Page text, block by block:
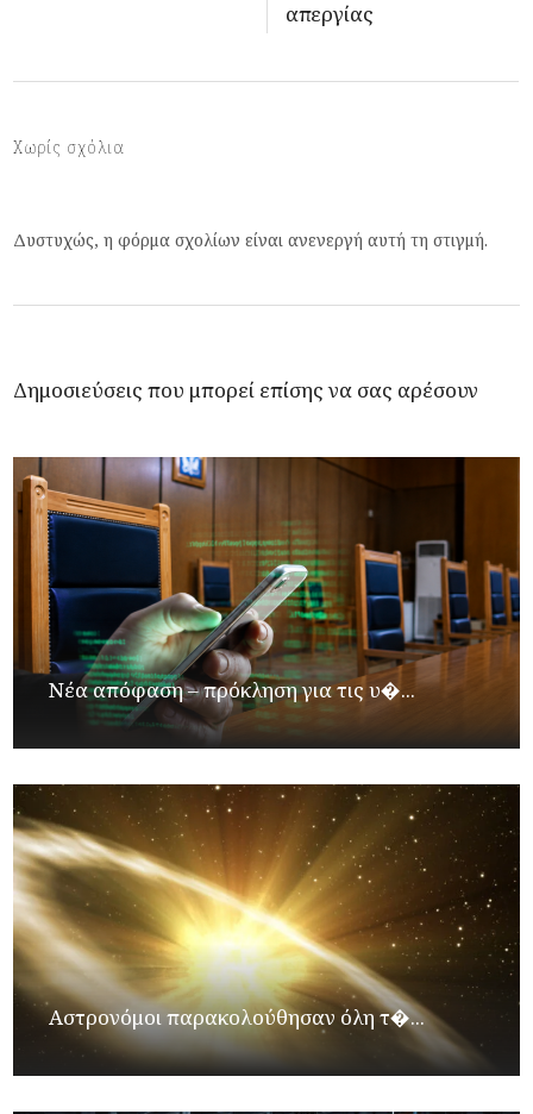
απεργίας
Χωρίς σχόλια
Δυστυχώς, η φόρμα σχολίων είναι ανενεργή αυτή τη στιγμή.
Δημοσιεύσεις που μπορεί επίσης να σας αρέσουν
Νέα απόφαση – πρόκληση για τις υ�...
Αστρονόμοι παρακολούθησαν όλη τ�...